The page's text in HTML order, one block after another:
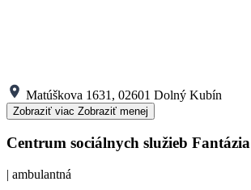
Matúškova 1631, 02601 Dolný Kubín
Zobraziť viac Zobraziť menej
Centrum sociálnych služieb Fantázia
| ambulantná